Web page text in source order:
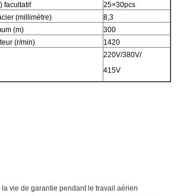
facultatif
25×30pcs
(millimètre)
8,3
(m)
300
(r/min)
1420
220V/380V/
415V
vie de garantie pendant le travail aérien